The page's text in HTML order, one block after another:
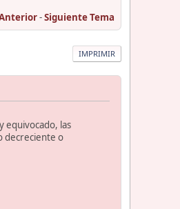
-Siguiente Tema
IMPRIMIR
equivocado, las
decreciente o